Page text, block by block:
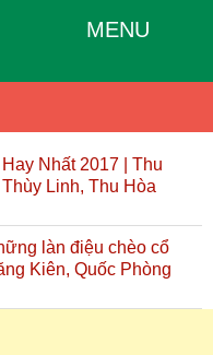
MENU
Nhất 2017 | Thu
Linh, Thu Hòa
làn điệu chèo cổ
Kiên, Quốc Phòng